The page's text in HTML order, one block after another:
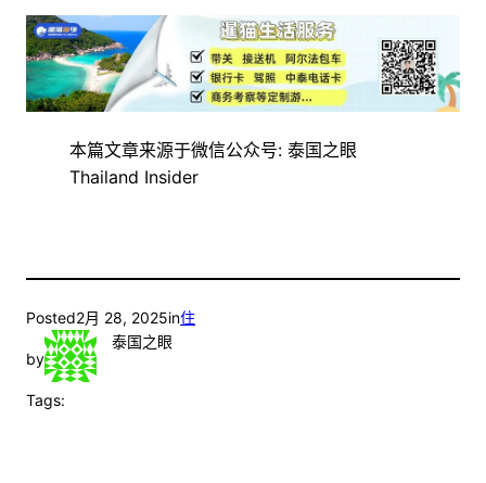
本篇文章来源于微信公众号: 泰国之眼
Thailand Insider
Posted2月 28, 2025in住
by
泰国之眼
Tags: